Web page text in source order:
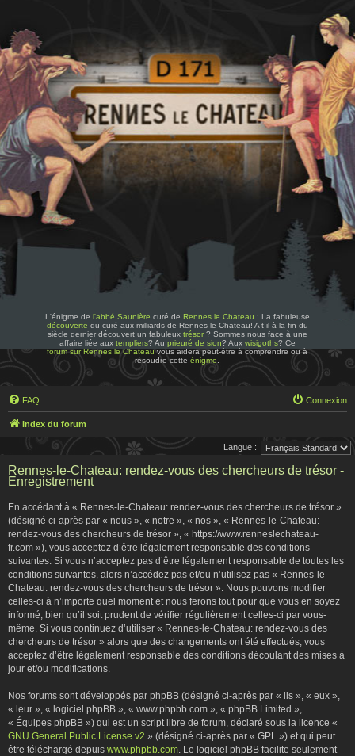
L'énigme de l'abbé Saunière curé de Rennes le Chateau : La fabuleuse
découverte du curé aux milliards de Rennes le Chateau! A t-il à la fin du
siècle dernier découvert un fabuleux trésor? Sommes nous face à une
affaire liée aux templiers? Au prieuré de sion? Aux wisigoths? Ce
forum sur Rennes le Chateauvous aidera peut-être à comprendre ou à
résoudre cetteénigme
FAQ Connexion
Index du forum
Langue :
Rennes-le-Chateau: rendez-vous des chercheurs de trésor -
Enregistrement
En accédant à « Rennes-le-Chateau: rendez-vous des chercheurs de trésor »
(désigné ci-après par « nous », « notre », « nos », « Rennes-le-Chateau:
rendez-vous des chercheurs de trésor », « https://www.renneslechateau-
fr.com »), vous acceptez d’être légalement responsable des conditions
suivantes. Si vous n’acceptez pas d’être légalement responsable de toutes les
conditions suivantes, alors n’accédez pas et/ou n’utilisez pas « Rennes-le-
Chateau: rendez-vous des chercheurs de trésor ». Nous pouvons modifier
celles-ci à n’importe quel moment et nous ferons tout pour que vous en soyez
informé, bien qu’il soit prudent de vérifier régulièrement celles-ci par vous-
même. Si vous continuez d’utiliser « Rennes-le-Chateau: rendez-vous des
chercheurs de trésor » alors que des changements ont été effectués, vous
acceptez d’être légalement responsable des conditions découlant des mises à
jour et/ou modifications.
Nos forums sont développés par phpBB (désigné ci-après par « ils », « eux »,
« leur », « logiciel phpBB », « www.phpbb.com », « phpBB Limited »,
« Équipes phpBB ») qui est un script libre de forum, déclaré sous la licence «
GNU General Public License v2 » (désigné ci-après par « GPL ») et qui peut
être téléchargé depuis www.phpbb.com. Le logiciel phpBB facilite seulement